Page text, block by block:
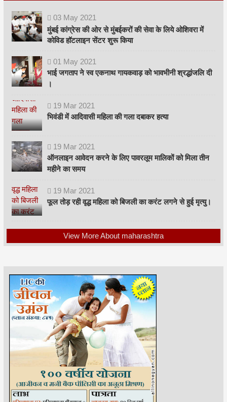
03 May 2021
मुंबई कांग्रेस की ओर से मुंबईकरों की सेवा के लिये ओशिवरा में
कोविड हॉटलाइन सेंटर शुरू किया
01 May 2021
भाई जगताप ने स्व एकनाथ गायकवाड़ को भावभीनी श्रद्धांजलि दी
।
19 Mar 2021
भिवंडी में आदिवासी महिला की गला दबाकर हत्या
19 Mar 2021
ऑनलाइन आवेदन करने के लिए पावरलूम मालिकों को मिला तीन
महीने का समय
19 Mar 2021
फूल तोड़ रही वृद्ध महिला को बिजली का करंट लगने से हुई मृत्यु।
View More About maharashtra